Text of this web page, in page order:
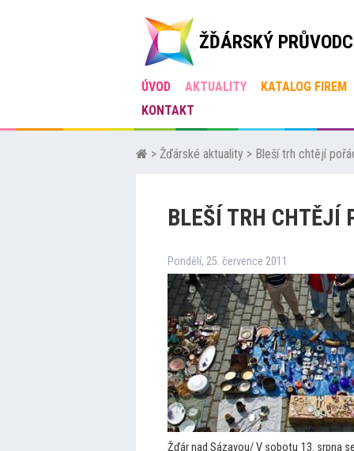
ŽĎÁRSKÝ
ÚVOD AKTUALITY KATALOG FIREM
KONTAKT
> Žďárské aktuality > Bleší trh chtějí
BLEŠÍ TRH CHTĚJÍ
Pondělí, 25. července 2011
Žďár nad Sázavou/ V sobotu 13. srpna